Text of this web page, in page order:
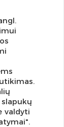
geriausius
valdyti